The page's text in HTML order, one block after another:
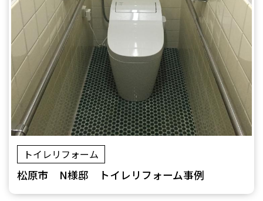
トイレリフォーム
松原市 N様邸 トイレリフォーム事例